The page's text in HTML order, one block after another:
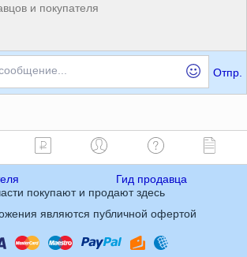
и покупателя
Отпр.
Гид продавца
покупают и продают здесь
являются публичной офертой